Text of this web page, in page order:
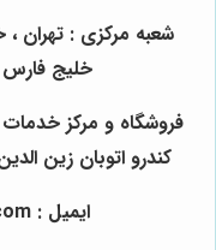
شعبه مرکزی : تهران ،
خلیج فارس پلاک ۱۴۵
فروشگاه و مرکز خدمات
کندرو اتوبان زین
ایمیل : info@charkhoyadak.com